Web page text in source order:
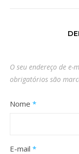
O seu endereço de
obrigatórios são
Nome *
E-mail *